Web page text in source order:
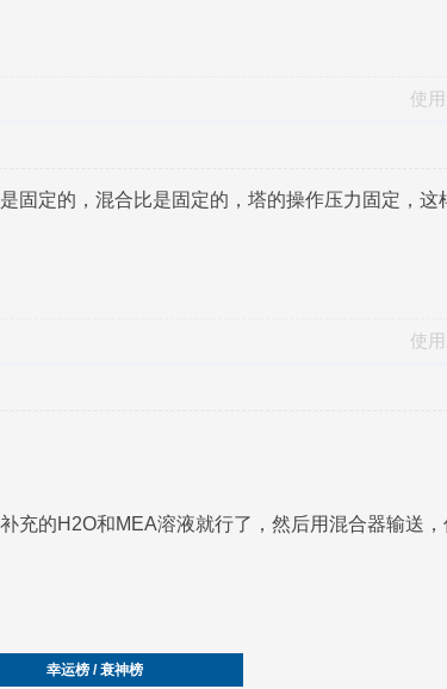
使
固定的，混合比是固定的，塔的操作压力固定，这
使
充的H2O和MEA溶液就行了，然后用混合器输送
幸运榜 / 衰神榜